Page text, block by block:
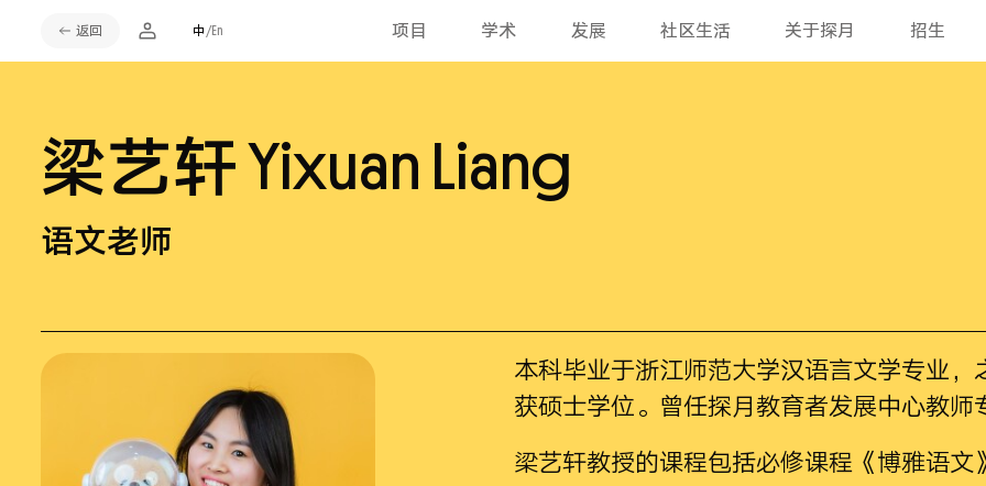
项目 学术 发展 社区生活 关于探月 招生
返回 中 /En
梁艺轩 Yixuan Liang
语文老师
本科毕业于浙江师范大学汉语言文学专业
获硕士学位。曾任探月教育者发展中心教师
梁艺轩教授的课程包括必修课程《博雅语